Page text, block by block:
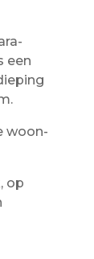
een
woon-
op